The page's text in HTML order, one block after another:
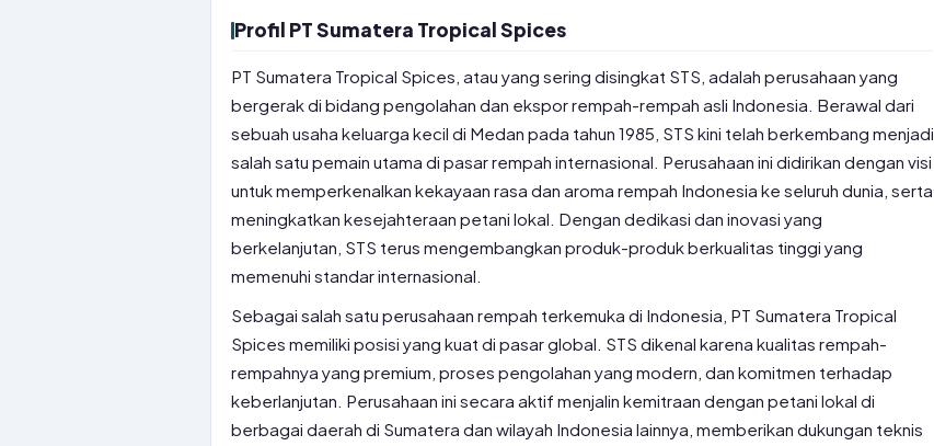
Profil PT Sumatera Tropical Spices
PT Sumatera Tropical Spices, atau yang sering disingkat STS, adalah perusahaan yang
bergerak di bidang pengolahan dan ekspor rempah-rempah asli Indonesia. Berawal dari
sebuah usaha keluarga kecil di Medan pada tahun 1985, STS kini telah berkembang menjadi
salah satu pemain utama di pasar rempah internasional. Perusahaan ini didirikan dengan visi
untuk memperkenalkan kekayaan rasa dan aroma rempah Indonesia ke seluruh dunia, serta
meningkatkan kesejahteraan petani lokal. Dengan dedikasi dan inovasi yang
berkelanjutan, STS terus mengembangkan produk-produk berkualitas tinggi yang
memenuhi standar internasional.
Sebagai salah satu perusahaan rempah terkemuka di Indonesia, PT Sumatera Tropical
Spices memiliki posisi yang kuat di pasar global. STS dikenal karena kualitas rempah-
rempahnya yang premium, proses pengolahan yang modern, dan komitmen terhadap
keberlanjutan. Perusahaan ini secara aktif menjalin kemitraan dengan petani lokal di
berbagai daerah di Sumatera dan wilayah Indonesia lainnya, memberikan dukungan teknis